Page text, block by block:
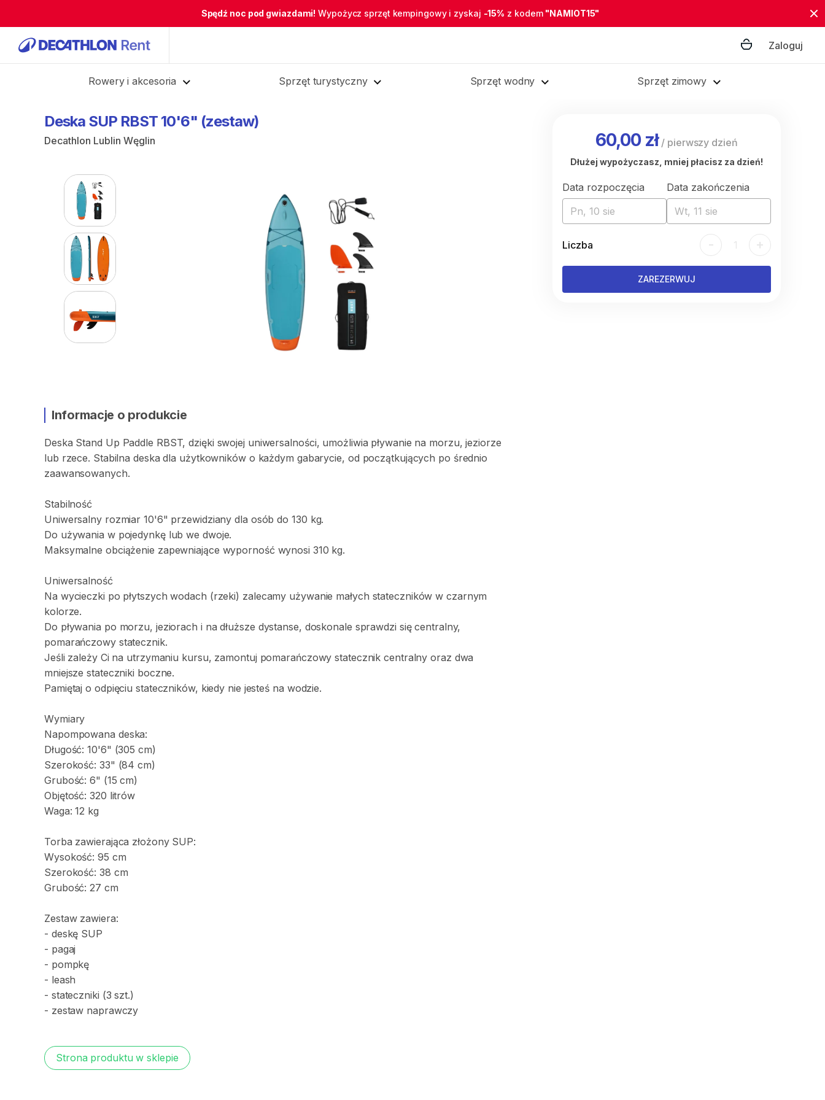
Spędź noc pod gwiazdami! Wypożycz sprzęt kempingowy i zyskaj -15% z kodem "NAMIOT15"
Zaloguj
Rowery i akcesoria Sprzęt turystyczny Sprzęt wodny Sprzęt zimowy
Deska SUP RBST 10'6" (zestaw)
Decathlon Lublin Węglin
Informacje o produkcie
Deska Stand Up Paddle RBST​,​ dzięki swojej uniwersalności​,​ umożliwia pływanie na morzu​,​ jeziorze
lub rzece. Stabilna deska dla użytkowników o każdym gabarycie​,​ od początkujących po średnio
zaawansowanych.
Stabilność
Uniwersalny rozmiar 10'6" przewidziany dla osób do 130 kg.
Do używania w pojedynkę lub we dwoje.
Maksymalne obciążenie zapewniające wyporność wynosi 310 kg.
Uniwersalność
Na wycieczki po płytszych wodach (rzeki) zalecamy używanie małych stateczników w czarnym
kolorze.
Do pływania po morzu​,​ jeziorach i na dłuższe dystanse​,​ doskonale sprawdzi się centralny​,​
pomarańczowy statecznik.
Jeśli zależy Ci na utrzymaniu kursu​,​ zamontuj pomarańczowy statecznik centralny oraz dwa
mniejsze stateczniki boczne.
Pamiętaj o odpięciu stateczników​,​ kiedy nie jesteś na wodzie.
Wymiary
Napompowana deska:
Długość: 10'6" (305 cm)
Szerokość: 33" (84 cm)
Grubość: 6" (15 cm)
Objętość: 320 litrów
Waga: 12 kg
Torba zawierająca złożony SUP:
Wysokość: 95 cm
Szerokość: 38 cm
Grubość: 27 cm
Zestaw zawiera:
- deskę SUP
- pagaj
- pompkę
- leash
- stateczniki (3 szt.)
- zestaw naprawczy
Strona produktu w sklepie
60,00 zł/ pierwszy dzień
Dłużej wypożyczasz, mniej płacisz za dzień!
Data rozpoczęcia
Pn, 10 sie
Data zakończenia
Wt, 11 sie
Liczba - 1 +
ZAREZERWUJ